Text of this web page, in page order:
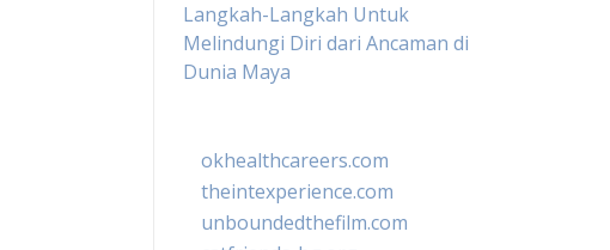
Langkah-Langkah Untuk
Melindungi Diri dari Ancaman di
Dunia Maya
okhealthcareers.com
theintexperience.com
unboundedthefilm.com